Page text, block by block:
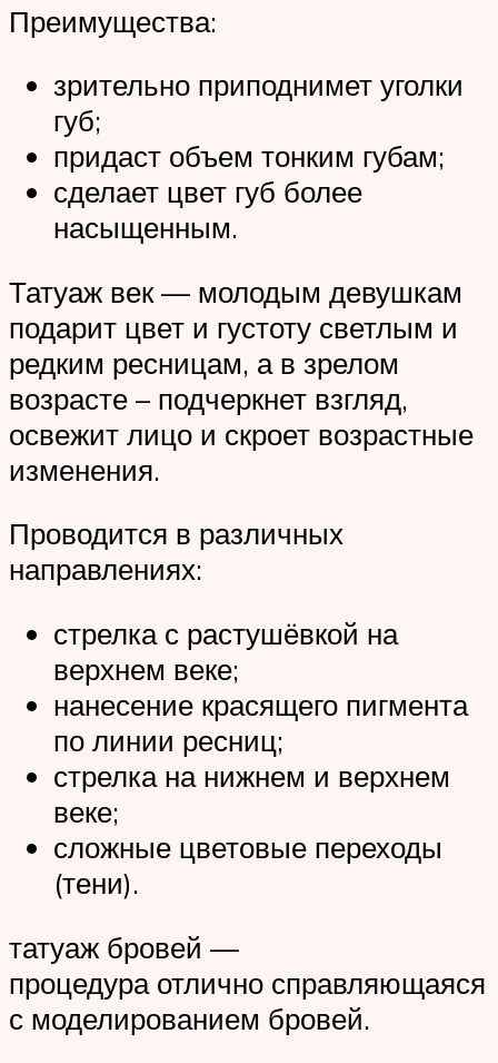
Преимущества:
зрительно приподнимет уголки
губ;
придаст объем тонким губам;
сделает цвет губ более
насыщенным.
Татуаж век — молодым девушкам
подарит цвет и густоту светлым и
редким ресницам, а в зрелом
возрасте – подчеркнет взгляд,
освежит лицо и скроет возрастные
изменения.
Проводится в различных
направлениях:
стрелка с растушёвкой на
верхнем веке;
нанесение красящего пигмента
по линии ресниц;
стрелка на нижнем и верхнем
веке;
сложные цветовые переходы
(тени).
татуаж бровей —
процедура отлично справляющаяся
с моделированием бровей.